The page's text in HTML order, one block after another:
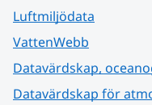
Luftmiljödata
VattenWebb
Datavärdskap,
Datavärdskap för